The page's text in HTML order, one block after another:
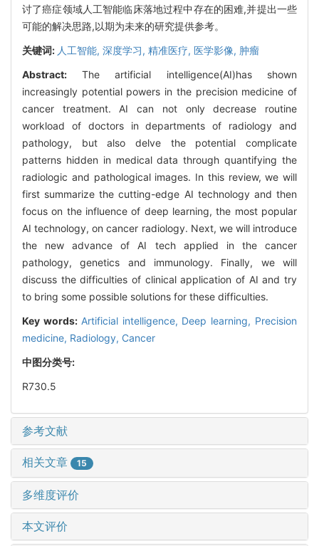
讨了癌症领域人工智能临床落地过程中存在的困难,并提出一些
可能的解决思路,以期为未来的研究提供参考。
关键词: 人工智能, 深度学习, 精准医疗, 医学影像, 肿瘤
Abstract: The artificial intelligence(AI)has shown
increasingly potential powers in the precision medicine of
cancer treatment. AI can not only decrease routine
workload of doctors in departments of radiology and
pathology, but also delve the potential complicate
patterns hidden in medical data through quantifying the
radiologic and pathological images. In this review, we will
first summarize the cutting-edge AI technology and then
focus on the influence of deep learning, the most popular
AI technology, on cancer radiology. Next, we will introduce
the new advance of AI tech applied in the cancer
pathology, genetics and immunology. Finally, we will
discuss the difficulties of clinical application of AI and try
to bring some possible solutions for these difficulties.
Key words: Artificial intelligence, Deep learning, Precision
medicine, Radiology, Cancer
中图分类号:
R730.5
参考文献
相关文章 15
多维度评价
本文评价